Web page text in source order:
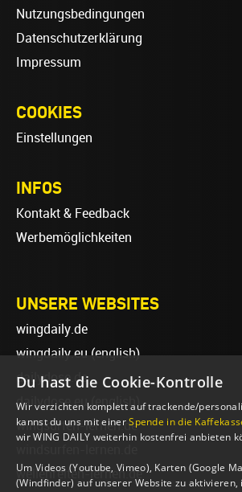
Nutzungsbedingungen
Datenschutzerklärung
Impressum
COOKIES
Einstellungen
INFOS
Kontakt & Feedback
Werbemöglichkeiten
UNSERE WEBSITES
wingdaily.de
wingdaily.eu(english)
dailydose.de
dailydose.eu (english)
wingsurfen-lernen.de
wellenreiten-lernen.de
Du hast die Cookie-Kontrolle
Wir verzichten komplett auf trackende/
kannst du uns mit einerSpende in die
wir WING DAILY weiterhin kostenfrei anbieten
Um Videos (Youtube, Vimeo), Karten (Google
(Windfinder) auf unserer Website zu